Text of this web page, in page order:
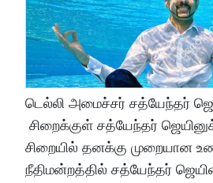
டெல்லி அமைச்சர் சத்யேந்தர்
சிறைக்குள் சத்யேந்தர்
சிறையில் தனக்கு முறையான
நீதிமன்றத்தில் சத்யேந்தர்